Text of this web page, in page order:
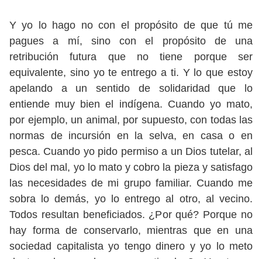
Y yo lo hago no con el propósito de que tú me
pagues a mí, sino con el propósito de una
retribución futura que no tiene porque ser
equivalente, sino yo te entrego a ti. Y lo que estoy
apelando a un sentido de solidaridad que lo
entiende muy bien el indígena. Cuando yo mato,
por ejemplo, un animal, por supuesto, con todas las
normas de incursión en la selva, en casa o en
pesca. Cuando yo pido permiso a un Dios tutelar, al
Dios del mal, yo lo mato y cobro la pieza y satisfago
las necesidades de mi grupo familiar. Cuando me
sobra lo demás, yo lo entrego al otro, al vecino.
Todos resultan beneficiados. ¿Por qué? Porque no
hay forma de conservarlo, mientras que en una
sociedad capitalista yo tengo dinero y yo lo meto